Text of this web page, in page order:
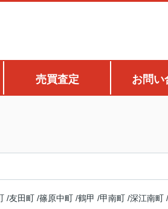
売買査定 お問い
/友田町 /篠原中町 /鶴甲 /甲南町 /深江南町 /